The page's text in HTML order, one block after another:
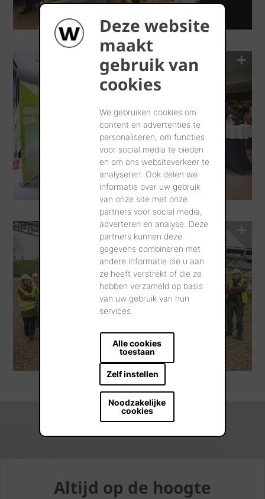
Deze website
maakt
gebruik van
cookies
We gebruiken cookies om
content en advertenties te
personaliseren, om functies
voor social media te bieden
en om ons websiteverkeer te
analyseren. Ook delen we
informatie over uw gebruik
van onze site met onze
partners voor social media,
adverteren en analyse. Deze
partners kunnen deze
gegevens combineren met
andere informatie die u aan
ze heeft verstrekt of die ze
hebben verzameld op basis
van uw gebruik van hun
services.
Alle cookies
toestaan
Zelf instellen
Noodzakelijke
cookies
Altijd op de hoogte